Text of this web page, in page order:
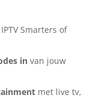
Smarters of
invan jouw
met live tv,